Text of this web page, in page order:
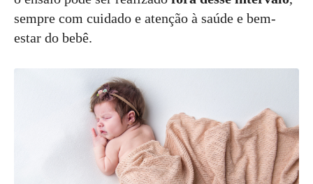
sempre com cuidado e atenção à saúde e bem-
estar do bebê.